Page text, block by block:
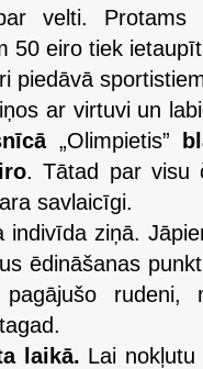
velti. Protams
50 eiro tiek
piedāvā
ar virtuvi un
„Olimpietis”
. Tātad par visu
savlaicīgi.
indivīda ziņā.
ēdināšanas
rudeni,
laikā. Lai